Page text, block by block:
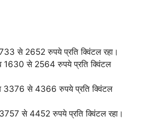
से 2652 रुपये प्रति क्विंटल रहा।
1630 से 2564 रुपये प्रति क्विंटल
3376 से 4366 रुपये प्रति क्विंटल
से 4452 रुपये प्रति क्विंटल रहा।